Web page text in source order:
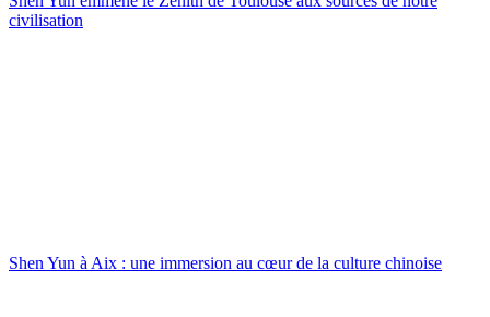
civilisation
Shen Yun à Aix : une immersion au cœur de la culture chinoise